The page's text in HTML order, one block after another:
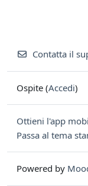
Contatta il
Ospite (Accedi)
Ottieni l'app
Passa al tema
Powered by